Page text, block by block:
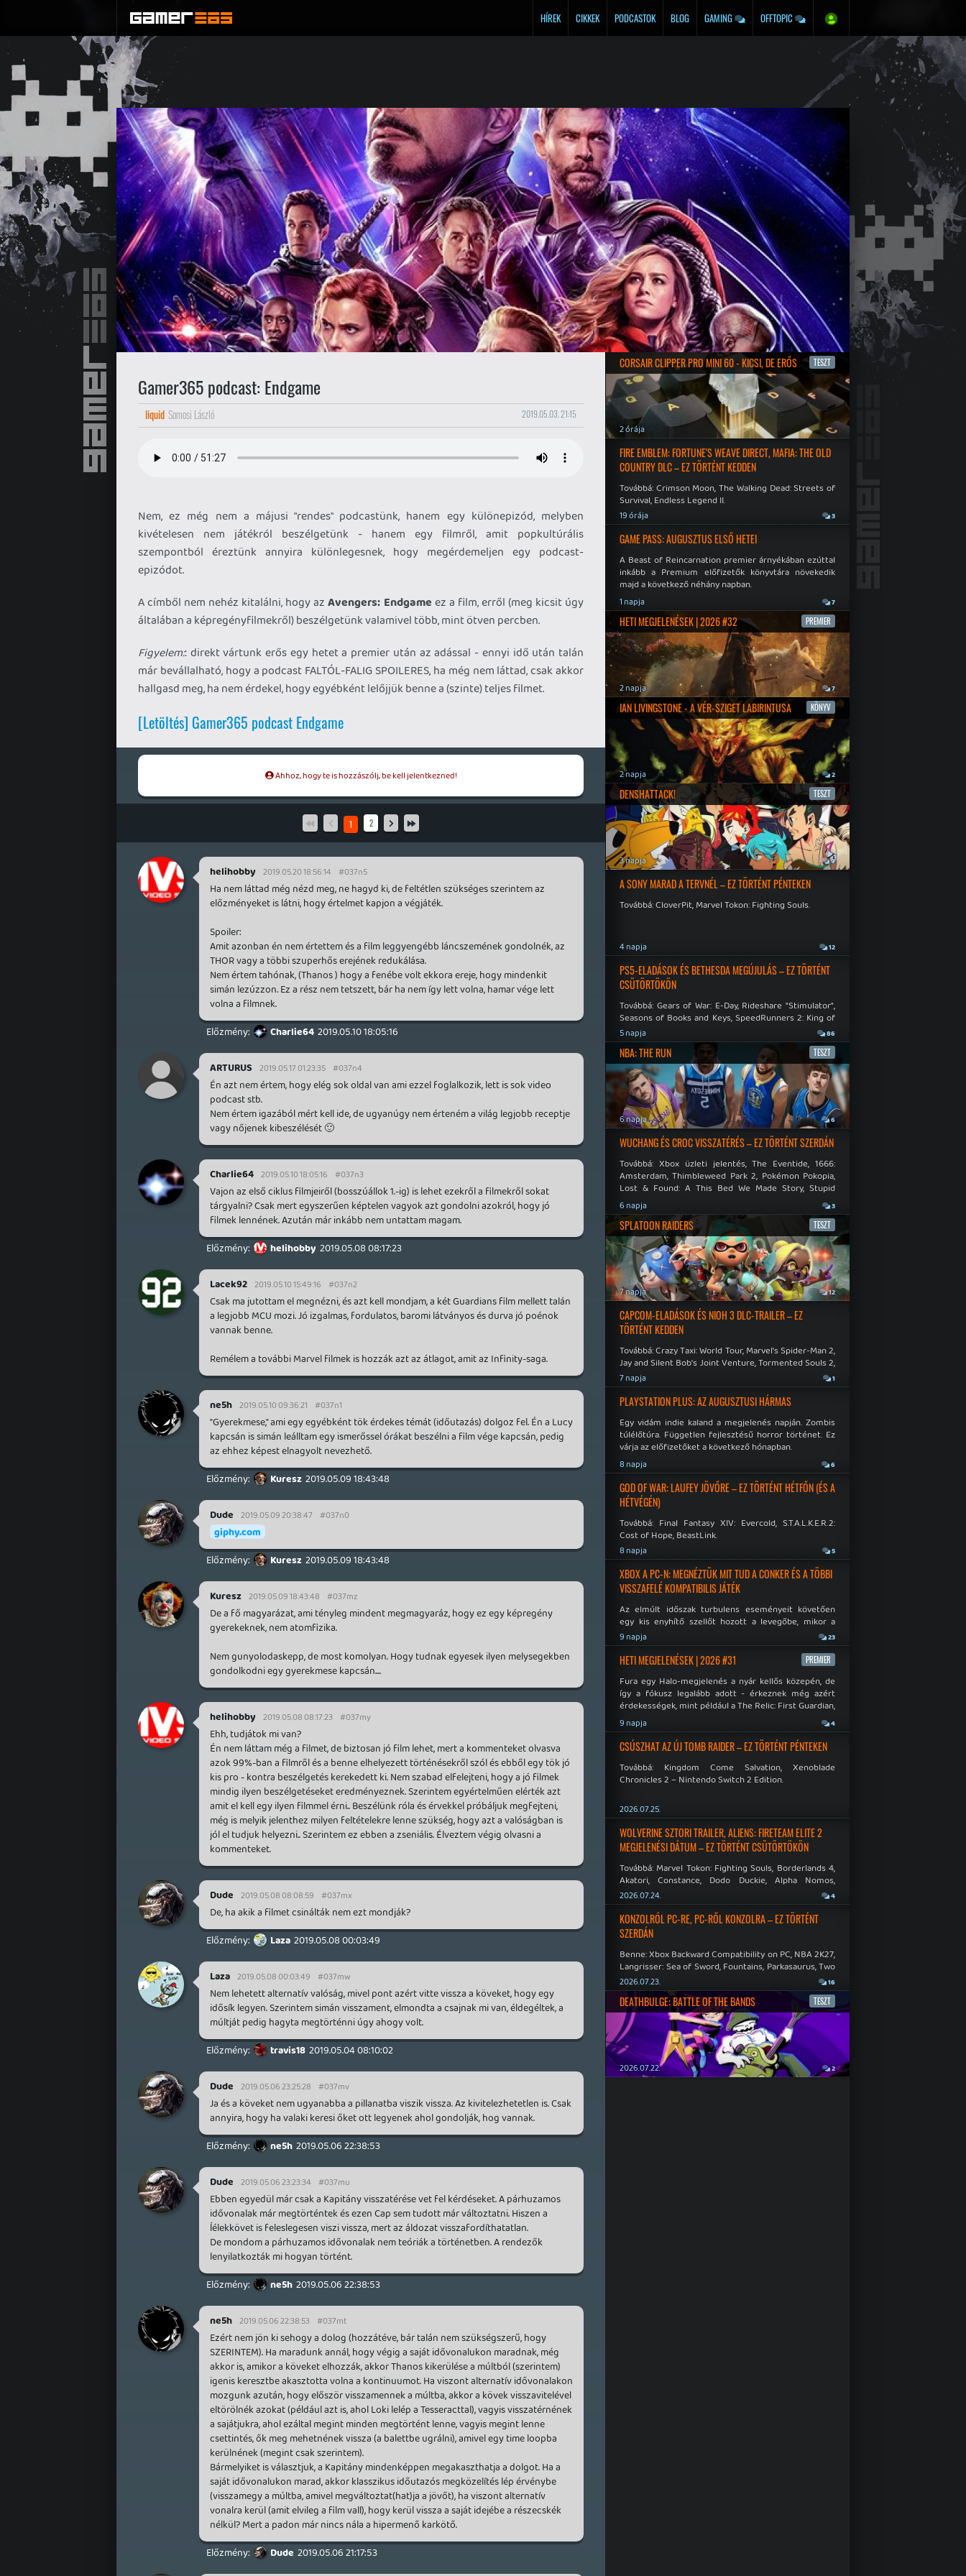
HÍREK CIKKEK PODCASTOK BLOG GAMING OFFTOPIC
Gamer365 podcast: Endgame
liquid Somosi László 2019.05.03. 21:15
Nem, ez még nem a májusi "rendes" podcastünk, hanem egy különepizód, melyben
kivételesen nem játékról beszélgetünk - hanem egy filmről, amit popkultúrális
szempontból éreztünk annyira különlegesnek, hogy megérdemeljen egy podcast-
epizódot.
A címből nem nehéz kitalálni, hogy azAvengers: Endgame ez a film, erről (meg kicsit úgy
általában a képregényfilmekről) beszélgetünk valamivel több, mint ötven percben.
Figyelem:: direkt vártunk erős egy hetet a premier után az adással - ennyi idő után talán
már bevállalható, hogy a podcast FALTÓL-FALIG SPOILERES, ha még nem láttad, csak akkor
hallgasd meg, ha nem érdekel, hogy egyébként lelőjjük benne a (szinte) teljes filmet.
[Letöltés] Gamer365 podcast Endgame
Ahhoz, hogy te is hozzászólj, be kell jelentkezned!
1 2
helihobby 2019.05.20 18:56:14 #037n5
Ha nem láttad még nézd meg, ne hagyd ki, de feltétlen szükséges szerintem az
előzményeket is látni, hogy értelmet kapjon a végjáték.
Spoiler:
Amit azonban én nem értettem és a film leggyengébb láncszemének gondolnék, az
THOR vagy a többi szuperhős erejének redukálása.
Nem értem tahónak, (Thanos ) hogy a fenébe volt ekkora ereje, hogy mindenkit
simán lezúzzon. Ez a rész nem tetszett, bár ha nem így lett volna, hamar vége lett
volna a filmnek.
Charlie64 2019.05.10 18:05:16
ARTURUS 2019.05.17 01:23:35 #037n4
Én azt nem értem, hogy elég sok oldal van ami ezzel foglalkozik, lett is sok video
podcast stb.
Nem értem igazából mért kell ide, de ugyanúgy nem érteném a világ legjobb receptje
vagy nőjenek kibeszélését 🙂
Charlie64 2019.05.10 18:05:16 #037n3
Vajon az első ciklus filmjeiről (bosszúállok 1.-ig) is lehet ezekről a filmekről sokat
tárgyalni? Csak mert egyszerűen képtelen vagyok azt gondolni azokról, hogy jó
filmek lennének. Azután már inkább nem untattam magam.
helihobby 2019.05.08 08:17:23
Lacek92 2019.05.10 15:49:16 #037n2
Csak ma jutottam el megnézni, és azt kell mondjam, a két Guardians film mellett talán
a legjobb MCU mozi. Jó izgalmas, fordulatos, baromi látványos és durva jó poénok
vannak benne.
Remélem a további Marvel filmek is hozzák azt az átlagot, amit az Infinity-saga.
ne5h 2019.05.10 09:36:21 #037n1
"Gyerekmese," ami egy egyébként tök érdekes témát (időutazás) dolgoz fel. Én a Lucy
kapcsán is simán leálltam egy ismerőssel órákat beszélni a film vége kapcsán, pedig
az ehhez képest elnagyolt nevezhető.
Kuresz 2019.05.09 18:43:48
Dude 2019.05.09 20:38:47 #037n0
giphy.com
Kuresz 2019.05.09 18:43:48
Kuresz 2019.05.09 18:43:48 #037mz
De a fő magyarázat, ami tényleg mindent megmagyaráz, hogy ez egy képregény
gyerekeknek, nem atomfizika.
Nem gunyolodaskepp, de most komolyan. Hogy tudnak egyesek ilyen melysegekben
gondolkodni egy gyerekmese kapcsán....
helihobby 2019.05.08 08:17:23 #037my
Ehh, tudjátok mi van?
Én nem láttam még a filmet, de biztosan jó film lehet, mert a kommenteket olvasva
azok 99%-ban a filmről és a benne elhelyezett történésekről szól és ebből egy tök jó
kis pro - kontra beszélgetés kerekedett ki. Nem szabad elfelejteni, hogy a jó filmek
mindig ilyen beszélgetéseket eredményeznek. Szerintem egyértelműen elérték azt
amit el kell egy ilyen filmmel érni.. Beszélünk róla és érvekkel próbáljuk megfejteni,
még is melyik jelenthez milyen feltételekre lenne szükség, hogy azt a valóságban is
jól el tudjuk helyezni.. Szerintem ez ebben a zseniális. Élveztem végig olvasni a
kommenteket.
Dude 2019.05.08 08:08:59 #037mx
De, ha akik a filmet csinálták nem ezt mondják?
Laza 2019.05.08 00:03:49
Laza 2019.05.08 00:03:49 #037mw
Nem lehetett alternatív valóság, mivel pont azért vitte vissza a köveket, hogy egy
idősík legyen. Szerintem simán visszament, elmondta a csajnak mi van, éldegéltek, a
múltját pedig hagyta megtörténni úgy ahogy volt.
travis18 2019.05.04 08:10:02
Dude 2019.05.06 23:25:28 #037mv
Ja és a köveket nem ugyanabba a pillanatba viszik vissza. Az kivitelezhetetlen is. Csak
annyira, hogy ha valaki keresi őket ott legyenek ahol gondolják, hog vannak.
ne5h 2019.05.06 22:38:53
Dude 2019.05.06 23:23:34 #037mu
Ebben egyedül már csak a Kapitány visszatérése vet fel kérdéseket. A párhuzamos
idővonalak már megtörténtek és ezen Cap sem tudott már változtatni. Hiszen a
ĺélekkövet is feleslegesen viszi vissza, mert az áldozat visszafordíthatatlan.
De mondom a párhuzamos idővonalak nem teóriák a történetben. A rendezők
lenyilatkozták mi hogyan történt.
ne5h 2019.05.06 22:38:53
ne5h 2019.05.06 22:38:53 #037mt
Ezért nem jön ki sehogy a dolog (hozzátéve, bár talán nem szükségszerű, hogy
SZERINTEM). Ha maradunk annál, hogy végig a saját idővonalukon maradnak, még
akkor is, amikor a köveket elhozzák, akkor Thanos kikerülése a múltból (szerintem)
igenis keresztbe akasztotta volna a kontinuumot. Ha viszont alternatív idővonalakon
mozgunk azután, hogy először visszamennek a múltba, akkor a kövek visszavitelével
eltörölnék azokat (például azt is, ahol Loki lelép a Tesseracttal), vagyis visszatérnének
a sajátjukra, ahol ezáltal megint minden megtörtént lenne, vagyis megint lenne
csettintés, ők meg mehetnének vissza (a balettbe ugrálni), amivel egy time loopba
kerülnének (megint csak szerintem).
Bármelyiket is választjuk, a Kapitány mindenképpen megakaszthatja a dolgot. Ha a
saját idővonalukon marad, akkor klasszikus időutazós megközelítés lép érvénybe
(visszamegy a múltba, amivel megváltoztat(hat)ja a jövőt), ha viszont alternatív
vonalra kerül (amit elvileg a film vall), hogy kerül vissza a saját idejébe a részecskék
nélkül? Mert a padon már nincs nála a hipermenő karkötő.
Dude 2019.05.06 21:17:53
CORSAIR CLIPPER PRO MINI 60 - KICSI, DE ERŐS TESZT
2 órája
FIRE EMBLEM: FORTUNE'S WEAVE DIRECT, MAFIA: THE OLD
COUNTRY DLC – EZ TÖRTÉNT KEDDEN
Továbbá: Crimson Moon, The Walking Dead: Streets of
Survival, Endless Legend II.
19 órája 3
GAME PASS: AUGUSZTUS ELSŐ HETEI
A Beast of Reincarnation premier árnyékában ezúttal
inkább a Premium előfizetők könyvtára növekedik
majd a következő néhány napban.
1 napja 7
HETI MEGJELENÉSEK | 2026 #32 PREMIER
2 napja 7
IAN LIVINGSTONE - A VÉR-SZIGET LABIRINTUSA KÖNYV
2 napja 2
DENSHATTACK! TESZT
3 napja 9
A SONY MARAD A TERVNÉL – EZ TÖRTÉNT PÉNTEKEN
Továbbá: CloverPit, Marvel Tokon: Fighting Souls.
4 napja 12
PS5-ELADÁSOK ÉS BETHESDA MEGÚJULÁS – EZ TÖRTÉNT
CSÜTÖRTÖKÖN
Továbbá: Gears of War: E-Day, Rideshare "Stimulator",
Seasons of Books and Keys, SpeedRunners 2: King of
Speed.
5 napja 86
NBA: THE RUN TESZT
6 napja 6
WUCHANG ÉS CROC VISSZATÉRÉS – EZ TÖRTÉNT SZERDÁN
Továbbá: Xbox üzleti jelentés, The Eventide, 1666:
Amsterdam, Thimbleweed Park 2, Pokémon Pokopia,
Lost & Found: A This Bed We Made Story, Stupid
Never Dies.
6 napja 3
SPLATOON RAIDERS TESZT
7 napja 12
CAPCOM-ELADÁSOK ÉS NIOH 3 DLC-TRAILER – EZ
TÖRTÉNT KEDDEN
Továbbá: Crazy Taxi: World Tour, Marvel's Spider-Man 2,
Jay and Silent Bob's Joint Venture, Tormented Souls 2,
No More Room in Hell, Slain 2: The Beast Within.
7 napja 1
PLAYSTATION PLUS: AZ AUGUSZTUSI HÁRMAS
Egy vidám indie kaland a megjelenés napján. Zombis
túlélőtúra. Független fejlesztésű horror történet. Ez
várja az előfizetőket a következő hónapban.
8 napja 6
GOD OF WAR: LAUFEY JÖVŐRE – EZ TÖRTÉNT HÉTFŐN (ÉS A
HÉTVÉGÉN)
Továbbá: Final Fantasy XIV: Evercold, S.T.A.L.K.E.R.2:
Cost of Hope, BeastLink.
8 napja 5
XBOX A PC-N: MEGNÉZTÜK MIT TUD A CONKER ÉS A TÖBBI
VISSZAFELÉ KOMPATIBILIS JÁTÉK
Az elmúlt időszak turbulens eseményeit követően
egy kis enyhítő szellőt hozott a levegőbe, mikor a
Microsoft bejelentette, hogy PC-re is kiterjesztik az
Xbox Original visszafelé kompatibilitást. Lássuk,
meddig jutottak...
9 napja 23
HETI MEGJELENÉSEK | 2026 #31 PREMIER
Fura egy Halo-megjelenés a nyár kellős közepén, de
így a fókusz legalább adott - érkeznek még azért
érdekességek, mint például a The Relic: First Guardian,
a Xenoblade Chronicles 2 és a Dispatch új átiratai vagy
éppen a Mistfall Hunter
9 napja 4
CSÚSZHAT AZ ÚJ TOMB RAIDER – EZ TÖRTÉNT PÉNTEKEN
Továbbá: Kingdom Come Salvation, Xenoblade
Chronicles 2 – Nintendo Switch 2 Edition.
2026.07.25.
WOLVERINE SZTORI TRAILER, ALIENS: FIRETEAM ELITE 2
MEGJELENÉSI DÁTUM – EZ TÖRTÉNT CSÜTÖRTÖKÖN
Továbbá: Marvel Tokon: Fighting Souls, Borderlands 4,
Akatori, Constance, Dodo Duckie, Alpha Nomos,
Sombras: Negative Frames.
2026.07.24. 4
KONZOLRÓL PC-RE, PC-RŐL KONZOLRA – EZ TÖRTÉNT
SZERDÁN
Benne: Xbox Backward Compatibility on PC, NBA 2K27,
Langrisser: Sea of Sword, Fountains, Parkasaurus, Two
Point Hospital: Full Health Collection.
2026.07.23. 16
DEATHBULGE: BATTLE OF THE BANDS TESZT
2026.07.22. 2